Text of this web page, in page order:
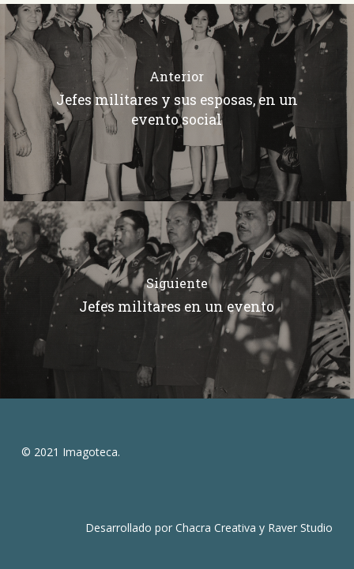
Anterior
Jefes militares y sus esposas, en un
evento social
Siguiente
Jefes militares en un evento
© 2021 Imagoteca.
Desarrollado porChacra Creativa y Raver Studio